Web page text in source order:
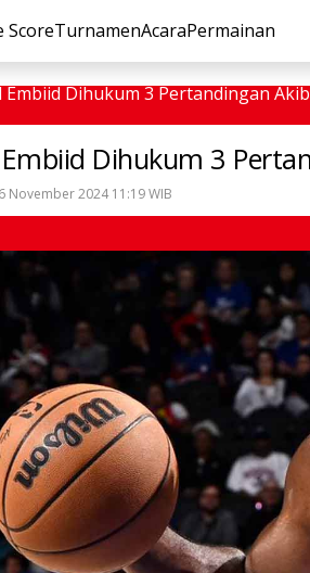
ScoreTurnamenAcaraPermainan
Embiid Dihukum 3 Pertandingan
Embiid Dihukum 3
November 2024 11:19 WIB